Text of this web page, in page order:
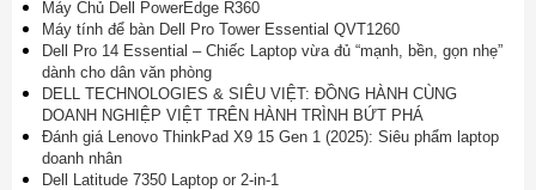
Máy Chủ Dell PowerEdge R360
Máy tính để bàn Dell Pro Tower Essential QVT1260
Dell Pro 14 Essential – Chiếc Laptop vừa đủ “mạnh, bền, gọn nhẹ”
dành cho dân văn phòng
DELL TECHNOLOGIES & SIÊU VIỆT: ĐỒNG HÀNH CÙNG
DOANH NGHIỆP VIỆT TRÊN HÀNH TRÌNH BỨT PHÁ
Đánh giá Lenovo ThinkPad X9 15 Gen 1 (2025): Siêu phẩm laptop
doanh nhân
Dell Latitude 7350 Laptop or 2-in-1